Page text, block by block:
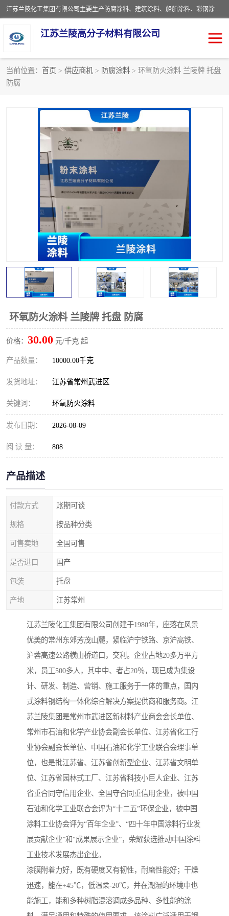
江苏兰陵化工集团有限公司主要生产防腐涂料、建筑涂料、船舶涂料、彩钢涂料、粉末涂料五大类产品，具备10 万吨年生产能力，可以提供优质精良的涂装施工服务，产品广销全国各地，大量出口亚非欧及拉美等国家。
江苏兰陵高分子材料有限公司
当前位置： 首页 > 供应商机 > 防腐涂料 > 环氧防火涂料 兰陵牌 托盘
防腐
环氧防火涂料 兰陵牌 托盘 防腐
价格： 30.00 元/千克 起
产品数量： 10000.00千克
发货地址： 江苏省常州武进区
关键词： 环氧防火涂料
发布日期： 2026-08-09
阅 读 量： 808
产品描述
付款方式 账期可谈
规格 按品种分类
可售卖地 全国可售
是否进口 国产
包装 托盘
产地 江苏常州
江苏兰陵化工集团有限公司创建于1980年，座落在风景
优美的常州东郊芳茂山麓，紧临沪宁铁路、京沪高铁、
沪蓉高速公路横山桥道口，交利。企业占地20多万平方
米，员工500多人，其中中、者占20％，现已成为集设
计、研发、制造、营销、施工服务于一体的重点，国内
式涂料钢结构一体化综合解决方案提供商和服务商。江
苏兰陵集团是常州市武进区新材料产业商会会长单位、
常州市石油和化学产业协会副会长单位、江苏省化工行
业协会副会长单位、中国石油和化学工业联合会理事单
位，也是批江苏省、江苏省创新型企业、江苏省文明单
位、江苏省园林式工厂、江苏省科技小巨人企业、江苏
省重合同守信用企业、全国守合同重信用企业，被中国
石油和化学工业联合会评为“十二五”环保企业，被中国
涂料工业协会评为“百年企业”、“四十年中国涂料行业发
展贡献企业”和“成果展示企业”，荣耀获选推动中国涂料
工业技术发展杰出企业。
漆膜附着力好，既有硬度又有韧性，耐磨性能好；干燥
迅速，能在+45℃，低温柔-20℃，并在潮湿的环境中也
能施工，能和多种树脂混溶调成多品种、多性能的涂
防腐涂料
地坪涂料 内外墙涂料
船舶涂料
彩钢涂料 粉末涂料
流体机械专用涂料
建筑涂料